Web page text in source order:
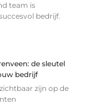
team is
bedrijf.
de sleutel
bedrijf
zijn op de